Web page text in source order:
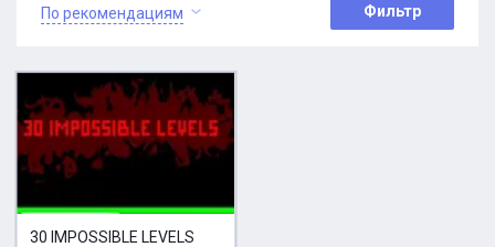
По рекомендациям Фильтр
30 IMPOSSIBLE LEVELS